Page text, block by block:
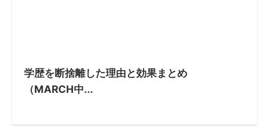
学歴を断捨離した理由と効果まとめ
（MARCH中...